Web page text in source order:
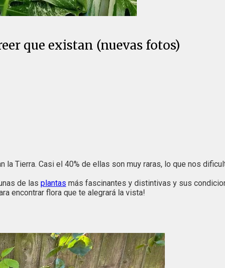
que existan (nuevas fotos)
la Tierra. Casi el 40% de ellas son muy raras, lo que nos
de las plantas más fascinantes y distintivas y sus
encontrar flora que te alegrará la vista!